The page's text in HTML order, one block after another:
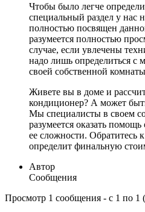
Чтобы было легче
специальный раздел у нас
полностью посвящен
разумеется полностью
случае, если увлечены
надо лишь определиться
своей собственной
Живете вы в доме и
кондиционер? А может
Мы специалисты в своем
разумеется оказать
ее сложности. Обратитесь
определит финальную
Автор
Сообщения
Просмотр 1 сообщения - с 1 по 1